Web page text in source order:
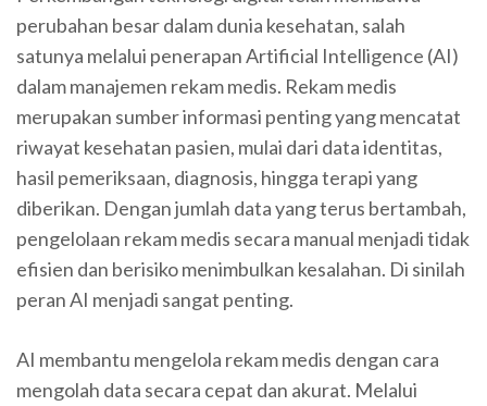
perubahan besar dalam dunia kesehatan, salah
satunya melalui penerapan Artificial Intelligence (AI)
dalam manajemen rekam medis. Rekam medis
merupakan sumber informasi penting yang mencatat
riwayat kesehatan pasien, mulai dari data identitas,
hasil pemeriksaan, diagnosis, hingga terapi yang
diberikan. Dengan jumlah data yang terus bertambah,
pengelolaan rekam medis secara manual menjadi tidak
efisien dan berisiko menimbulkan kesalahan. Di sinilah
peran AI menjadi sangat penting.
AI membantu mengelola rekam medis dengan cara
mengolah data secara cepat dan akurat. Melalui